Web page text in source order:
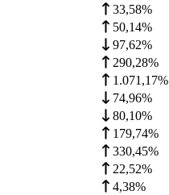
33,58%
50,14%
97,62%
290,28%
1.071,17%
74,96%
80,10%
179,74%
330,45%
22,52%
4,38%